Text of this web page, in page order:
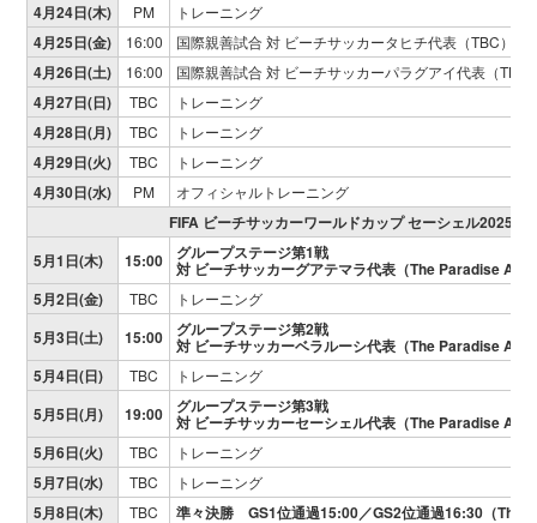
4月24日(木) PM トレーニング
4月25日(金) 16:00 国際親善試合 対 ビーチサッカータヒチ代表（TBC）
4月26日(土) 16:00 国際親善試合 対 ビーチサッカーパラグアイ代表（TBC
4月27日(日) TBC トレーニング
4月28日(月) TBC トレーニング
4月29日(火) TBC トレーニング
4月30日(水) PM オフィシャルトレーニング
FIFA ビーチサッカーワールドカップ セーシェル2025
5月1日(木)
15:00 グループステージ第1戦
対 ビーチサッカーグアテマラ代表（The Paradise
5月2日(金)
TBC トレーニング
5月3日(土) 15:00 グループステージ第2戦
対 ビーチサッカーベラルーシ代表（The Paradise
5月4日(日)
TBC トレーニング
5月5日(月) 19:00 グループステージ第3戦
対 ビーチサッカーセーシェル代表（The Paradise
5月6日(火)
TBC トレーニング
5月7日(水) TBC トレーニング
5月8日(木) TBC 準々決勝 GS1位通過15:00／GS2位通過16:30（The